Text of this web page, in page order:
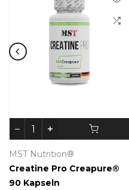
MST Nutrition®
Creatine Pro Creapure®
90 Kapseln